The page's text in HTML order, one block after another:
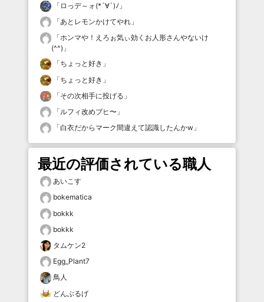
「 ロっデ～ォ(*´∀`)ﾉ 」
「あとレモンかけてやれ 」
「ホンマや！えろぉ気ぃ効くお人形さんやないけ
(^^) 」
「ちょっと好き 」
「ちょっと好き 」
「その次相手に投げる 」
「 ルフィ改めブヒ〜 」
「白衣だからマーク間違えて認識したんかw 」
最近の評価されている職人
あいこす
bokematica
bokkk
bokkk
タムケン2
Egg_Plant7
鳥人
どんぶるげ